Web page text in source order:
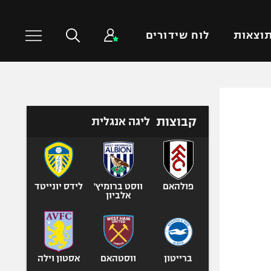
תוצאות לוח שידורים
טניס
כדוריד
כדורעף
שחייה
ג'ודו
אגרוף
ספורט אולימפי
קבוצות ליגה אנגלית
פולהאם
ווסט ברומיץ'
אלביון
לידס יונייטד
ברייטון ווסטהאם אסטון וילה